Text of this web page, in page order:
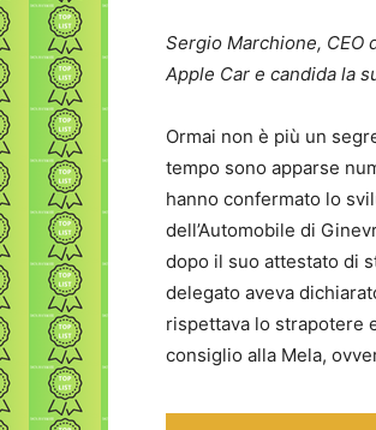
Sergio Marchione, CEO
Apple Car e candida la
Ormai non è più un
tempo sono apparse
hanno confermato lo
dell’Automobile di
dopo il suo attestato di
delegato aveva
rispettava lo strapotere
consiglio alla Mela,